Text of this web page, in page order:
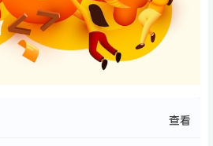
查看